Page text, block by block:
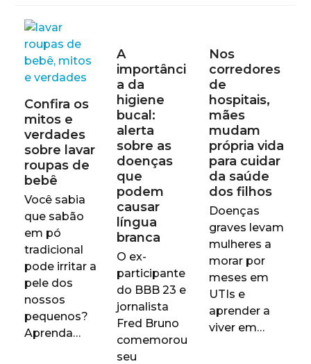
Confira os
mitos e
verdades
sobre lavar
roupas de
bebê
Você sabia
que sabão
em pó
tradicional
pode irritar a
pele dos
nossos
pequenos?
Aprenda…
A
importânci
a da
higiene
bucal:
alerta
sobre as
doenças
que
podem
causar
língua
branca
O ex-
participante
do BBB 23 e
jornalista
Fred Bruno
comemorou
seu
Nos
corredores
de
hospitais,
mães
mudam
própria vida
para cuidar
da saúde
dos filhos
Doenças
graves levam
mulheres a
morar por
meses em
UTIs e
aprender a
viver em…